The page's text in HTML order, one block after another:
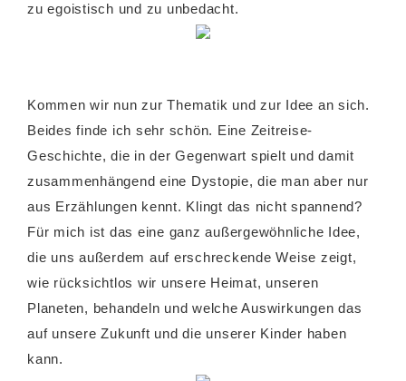
zu egoistisch und zu unbedacht.
Kommen wir nun zur Thematik und zur Idee an sich.
Beides finde ich sehr schön. Eine Zeitreise-
Geschichte, die in der Gegenwart spielt und damit
zusammenhängend eine Dystopie, die man aber nur
aus Erzählungen kennt. Klingt das nicht spannend?
Für mich ist das eine ganz außergewöhnliche Idee,
die uns außerdem auf erschreckende Weise zeigt,
wie rücksichtlos wir unsere Heimat, unseren
Planeten, behandeln und welche Auswirkungen das
auf unsere Zukunft und die unserer Kinder haben
kann.